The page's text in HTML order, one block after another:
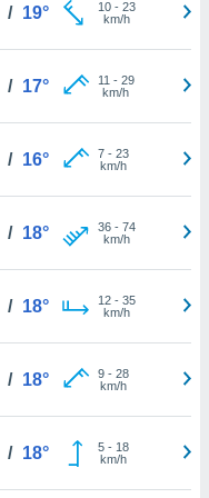
/ 19° 10- 23
km/h
/ 17° 11 - 29
km/h
/ 16° 7- 23
km/h
/ 18° 36- 74
km/h
/ 18° 12- 35
km/h
/ 18° 9- 28
km/h
/ 18° 5- 18
km/h